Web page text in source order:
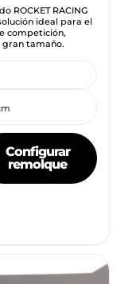
ROCKET RACING
ideal para el
competición,
gran tamaño.
Configurar
remolque